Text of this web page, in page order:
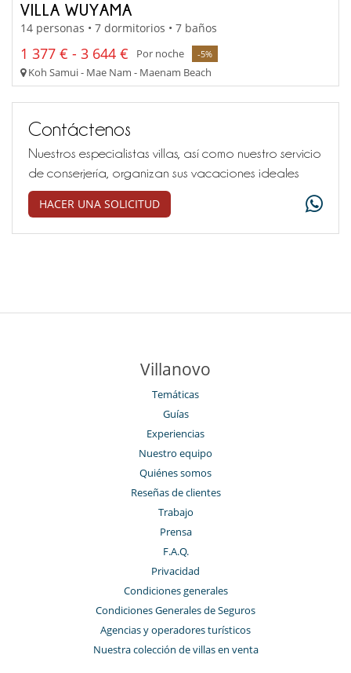
VILLA WUYAMA
14 personas • 7 dormitorios • 7 baños
1 377 € - 3 644 € Por noche -5%
Koh Samui - Mae Nam - Maenam Beach
Contáctenos
Nuestros especialistas villas, así como nuestro servicio
de conserjería, organizan sus vacaciones ideales
HACER UNA SOLICITUD
Villanovo
Temáticas
Guías
Experiencias
Nuestro equipo
Quiénes somos
Reseñas de clientes
Trabajo
Prensa
F.A.Q.
Privacidad
Condiciones generales
Condiciones Generales de Seguros
Agencias y operadores turísticos
Nuestra colección de villas en venta